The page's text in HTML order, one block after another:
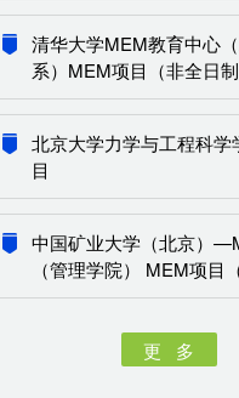
清华大学MEM教育中心
系）MEM项目（非全日制
北京大学力学与工程科学
目
中国矿业大学（北京）
（管理学院） MEM项目
制）
更 多